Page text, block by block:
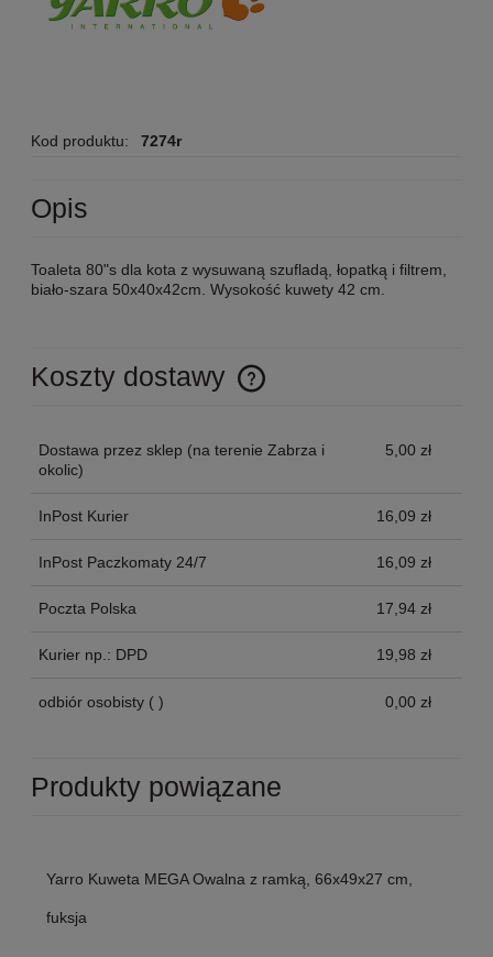
Kod produktu: 7274r
Opis
Toaleta 80"s dla kota z wysuwaną szufladą, łopatką i filtrem,
biało-szara 50x40x42cm. Wysokość kuwety 42 cm.
Koszty dostawy
Cena nie zawiera ewentualnych kosztów płatności
Dostawa przez sklep (na terenie Zabrza i
okolic)
5,00 zł
InPost Kurier 16,09 zł
InPost Paczkomaty 24/7 16,09 zł
Poczta Polska 17,94 zł
Kurier np.: DPD 19,98 zł
odbiór osobisty ( ) 0,00 zł
Produkty powiązane
Yarro Kuweta MEGA Owalna z ramką, 66x49x27 cm,
fuksja